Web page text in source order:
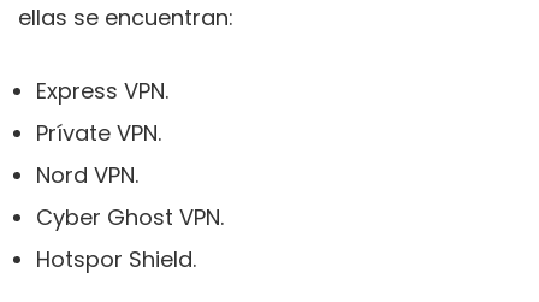
ellas se encuentran:
Express VPN.
Prívate VPN.
Nord VPN.
Cyber Ghost VPN.
Hotspor Shield.